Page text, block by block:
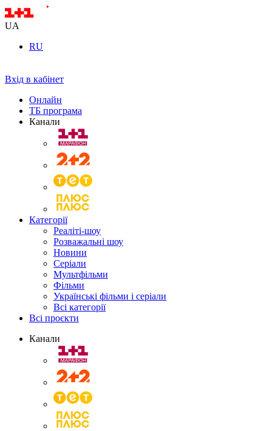
UA
RU
Вхід в кабінет
Онлайн
ТБ програма
Канали
Категорії
Реаліті-шоу
Розважальні шоу
Новини
Серіали
Мультфільми
Фільми
Українські фільми і серіали
Всі категорії
Всі проєкти
Канали